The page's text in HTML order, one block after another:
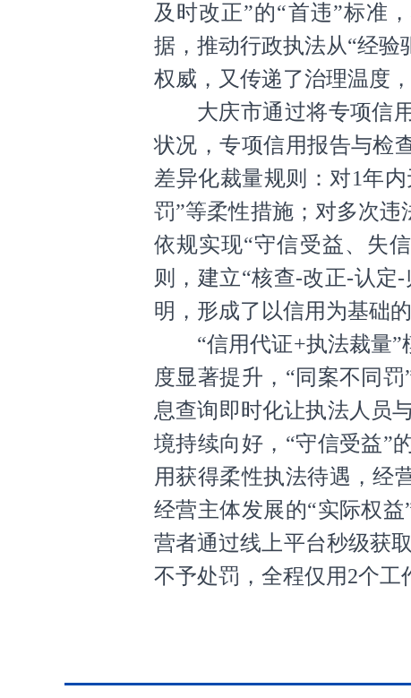
及时改正”的“首违”标准
据，推动行政执法从“经验
权威，又传递了治理温度
大庆市通过将专项信
状况，专项信用报告与检
差异化裁量规则：对1年
罚”等柔性措施；对多次
依规实现“守信受益、失
则，建立“核查-改正-认定
明，形成了以信用为基础
“信用代证+执法裁量
度显著提升，“同案不同
息查询即时化让执法人员
境持续向好，“守信受益”
用获得柔性执法待遇，经
经营主体发展的“实际权
营者通过线上平台秒级获
不予处罚，全程仅用2个工